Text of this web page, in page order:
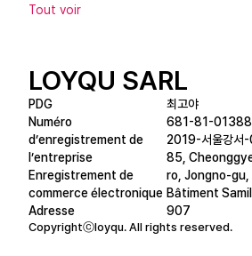
Tout voir
LOYQU SARL
PDG
Numéro
d’enregistrement de
l’entreprise
Enregistrement de
commerce électronique
Adresse
최고야
681-81-01388
2019-서울강
85,
ro, Jongno-gu,
Bâtiment
907
Copyrightⓒloyqu. All rights reserved.